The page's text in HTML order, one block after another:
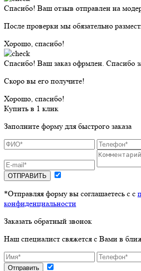
Спасибо! Ваш отзыв отправлен на
После проверки мы обязательно
Хорошо, спасибо!
Спасибо! Ваш заказ офрмлен. Спасибо
Скоро вы его получите!
Хорошо, спасибо!
Купить в 1 клик
Заполните форму для быстрого заказа
ОТПРАВИТЬ
*Отправляя форму вы соглашаетесь с с
конфиденциальности
Заказать обратный звонок
Наш специалист свяжется с Вами в
Отправить